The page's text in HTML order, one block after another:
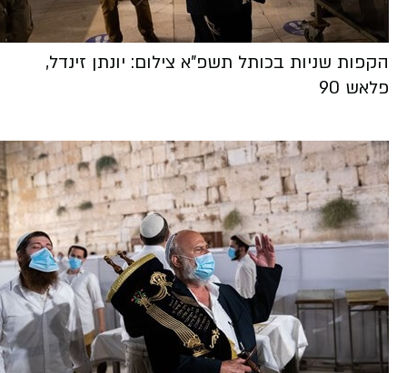
הקפות שניות בכותל תשפ"א צילום: יונתן זינדל,
פלאש 90